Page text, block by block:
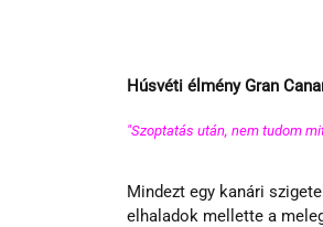
Húsvéti élmény Gran
"Szoptatás után, nem tudom
Mindezt egy kanári
elhaladok mellette a